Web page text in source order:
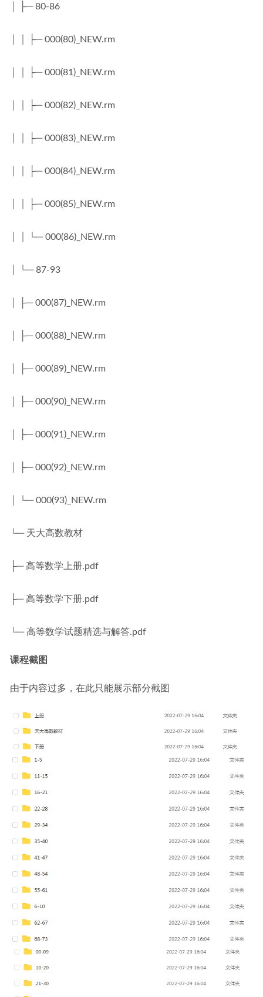
│ ├─ 80-86
│ │ ├─ 000(80)_NEW.rm
│ │ ├─ 000(81)_NEW.rm
│ │ ├─ 000(82)_NEW.rm
│ │ ├─ 000(83)_NEW.rm
│ │ ├─ 000(84)_NEW.rm
│ │ ├─ 000(85)_NEW.rm
│ │ └─ 000(86)_NEW.rm
│ └─ 87-93
│ ├─ 000(87)_NEW.rm
│ ├─ 000(88)_NEW.rm
│ ├─ 000(89)_NEW.rm
│ ├─ 000(90)_NEW.rm
│ ├─ 000(91)_NEW.rm
│ ├─ 000(92)_NEW.rm
│ └─ 000(93)_NEW.rm
└─ 天大高数教材
├─ 高等数学上册.pdf
├─ 高等数学下册.pdf
└─ 高等数学试题精选与解答.pdf
课程截图
由于内容过多，在此只能展示部分截图